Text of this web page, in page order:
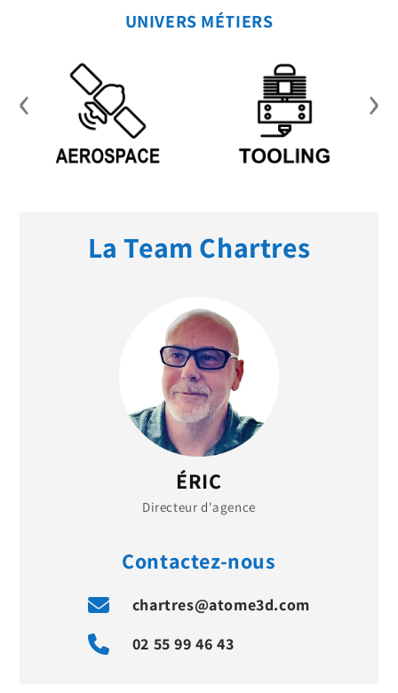
UNIVERS MÉTIERS
‹ ›
La Team Chartres
ÉRIC
Directeur d'agence
Contactez-nous
chartres@atome3d.com
02 55 99 46 43